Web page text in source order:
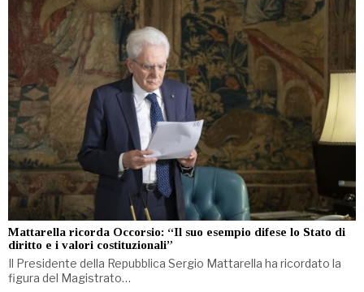
Mattarella ricorda Occorsio: “Il suo esempio difese lo Stato di
diritto e i valori costituzionali”
Il Presidente della Repubblica Sergio Mattarella ha ricordato la
figura del Magistrato…